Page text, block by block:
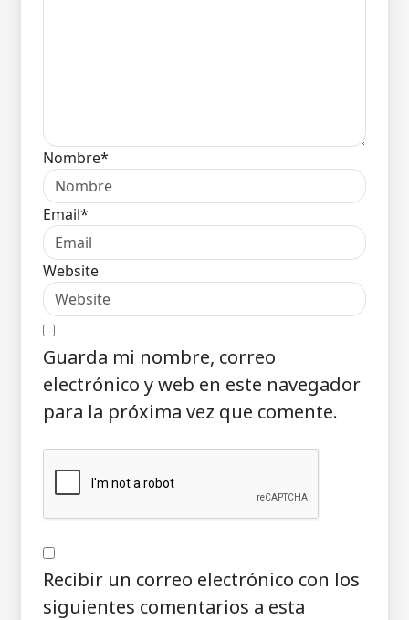
Nombre*
Email*
Website
Guarda mi nombre, correo
electrónico y web en este navegador
para la próxima vez que comente.
Recibir un correo electrónico con los
siguientes comentarios a esta